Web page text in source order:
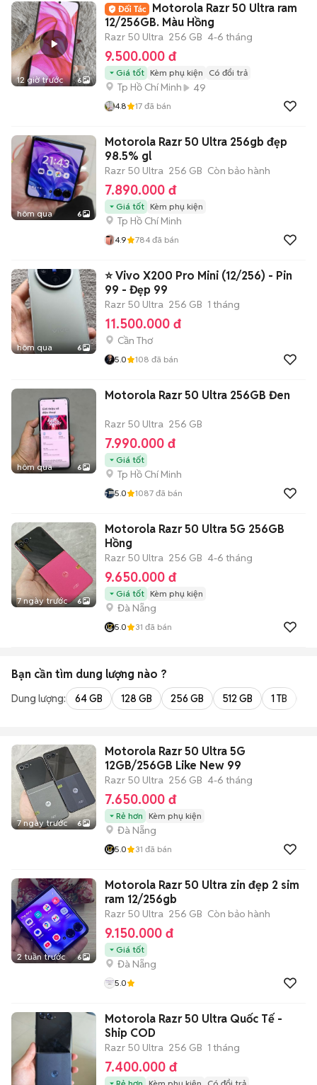
12 giờ trước 6
Motorola Razr 50 Ultra ram
12/256GB. Màu Hồng
Razr 50 Ultra 256 GB 4-6 tháng
9.500.000 đ
Giá tốt Kèm phụ kiện Có đổi trả
Tp Hồ Chí Minh 49
4.8 17 đã bán
hôm qua 6
Motorola Razr 50 Ultra 256gb đẹp
98.5% gl
Razr 50 Ultra 256 GB Còn bảo hành
7.890.000 đ
Giá tốt Kèm phụ kiện
Tp Hồ Chí Minh
4.9 784 đã bán
hôm qua 6
⭐ Vivo X200 Pro Mini (12/256) - Pin
99 - Đẹp 99
Razr 50 Ultra 256 GB 1 tháng
11.500.000 đ
Cần Thơ
5.0 108 đã bán
hôm qua 6
Motorola Razr 50 Ultra 256GB Đen
Razr 50 Ultra 256 GB
7.990.000 đ
Giá tốt
Tp Hồ Chí Minh
5.0 1087 đã bán
7 ngày trước 6
Motorola Razr 50 Ultra 5G 256GB
Hồng
Razr 50 Ultra 256 GB 4-6 tháng
9.650.000 đ
Giá tốt Kèm phụ kiện
Đà Nẵng
5.0 31 đã bán
Bạn cần tìm dung lượng nào ?
Dung lượng: 64 GB 128 GB 256 GB 512 GB 1 TB
7 ngày trước 6
Motorola Razr 50 Ultra 5G
12GB/256GB Like New 99
Razr 50 Ultra 256 GB 4-6 tháng
7.650.000 đ
Rẻ hơn Kèm phụ kiện
Đà Nẵng
5.0 31 đã bán
2 tuần trước 6
Motorola Razr 50 Ultra zin đẹp 2 sim
ram 12/256gb
Razr 50 Ultra 256 GB Còn bảo hành
9.150.000 đ
Giá tốt
Đà Nẵng
5.0
Motorola Razr 50 Ultra Quốc Tế -
Ship COD
Razr 50 Ultra 256 GB 1 tháng
7.400.000 đ